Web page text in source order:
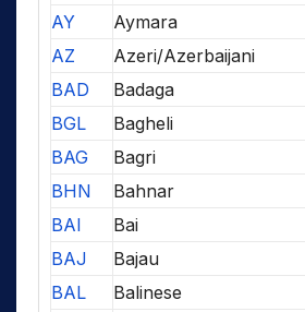
AY
Aymara
AZ
Azeri/Azerbaijani
BAD
Badaga
BGL
Bagheli
BAG
Bagri
BHN
Bahnar
BAI
Bai
BAJ
Bajau
BAL
Balinese